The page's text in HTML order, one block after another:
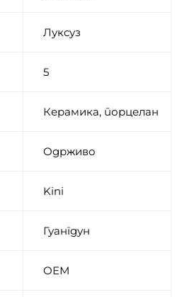
Луксуз
5
Керамика, порцелан
Одрживо
Kini
Гуангдун
ОЕМ